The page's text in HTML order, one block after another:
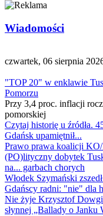
Wiadomości
czwartek, 06 sierpnia
"TOP 20" w enklawie
Pomorzu
Przy 3,4 proc. inflacji
pomorskiej
Czytaj historię u źródła.
Gdańsk upamiętnił...
Prawo prawa koalicji
(PO)lityczny dobytek
na... garbach chorych
Włodek Szymański
Gdańscy radni: "nie" dla
Nie żyje Krzysztof
słynnej „Ballady o Janku